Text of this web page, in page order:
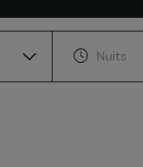
Nuits